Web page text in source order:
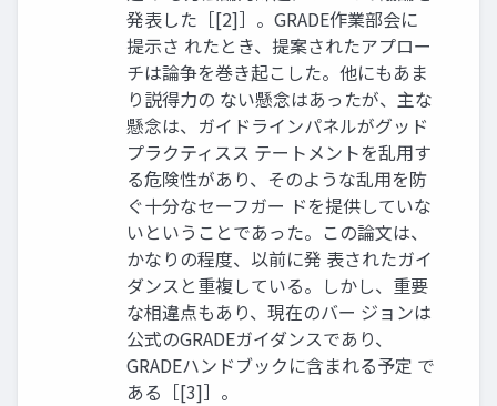
発表した［[2]］。GRADE作業部会に
提示さ れたとき、提案されたアプロー
チは論争を巻き起こした。他にもあま
り説得力の ない懸念はあったが、主な
懸念は、ガイドラインパネルがグッド
プラクティスス テートメントを乱用す
る危険性があり、そのような乱用を防
ぐ十分なセーフガー ドを提供していな
いということであった。この論文は、
かなりの程度、以前に発 表されたガイ
ダンスと重複している。しかし、重要
な相違点もあり、現在のバー ジョンは
公式のGRADEガイダンスであり、
GRADEハンドブックに含まれる予定 で
ある［[3]］。